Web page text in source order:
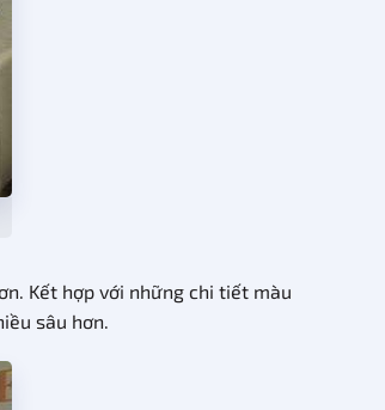
Kết hợp với những chi tiết màu
sâu hơn.